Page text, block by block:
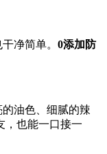
净简单。 0添加防
油色、细腻的辣
也能一口接一